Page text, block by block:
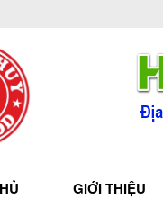
GIỚI THIỆU